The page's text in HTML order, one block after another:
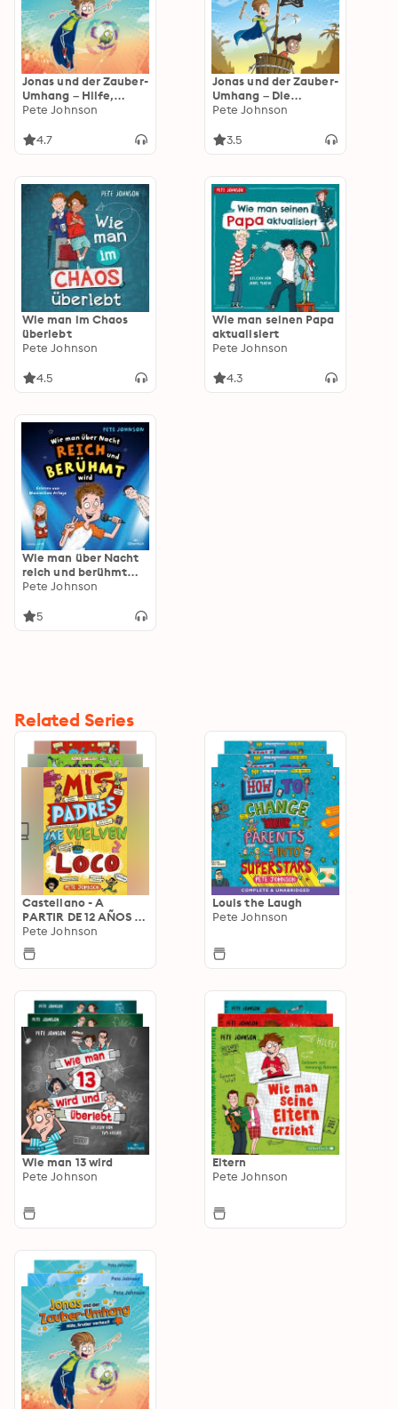
Jonas und der Zauber-
Umhang – Hilfe,
Bruder verhext!
Zauber-Umhang 1)
Pete Johnson
4.7
Jonas und der Zauber-
Umhang – Die
geheime Schatzkarte
Zauber-Umhang 2)
Pete Johnson
3.5
Wie man im Chaos
überlebt
Pete Johnson
4.5
Wie man seinen Papa
aktualisiert
Pete Johnson
4.3
Wie man über Nacht
reich und berühmt
wird: Witziges
Spaß und
Pete Johnson
5
Related Series
Castellano - A
PARTIR DE 12 AÑOS -
NARRATIVA - Mis
padres y yo
Pete Johnson
Louis the Laugh
Pete Johnson
Wie man 13 wird
Pete Johnson
Eltern
Pete Johnson